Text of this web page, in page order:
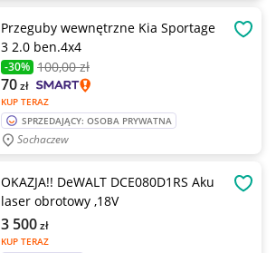
Przeguby wewnętrzne Kia Sportage
3 2.0 ben.4x4
-30% 100,00 zł
KUP TERAZ
70zł
SPRZEDAJĄCY: OSOBA PRYWATNA
Sochaczew
OKAZJA!! DeWALT DCE080D1RS Aku
laser obrotowy ,18V
KUP TERAZ
3 500zł